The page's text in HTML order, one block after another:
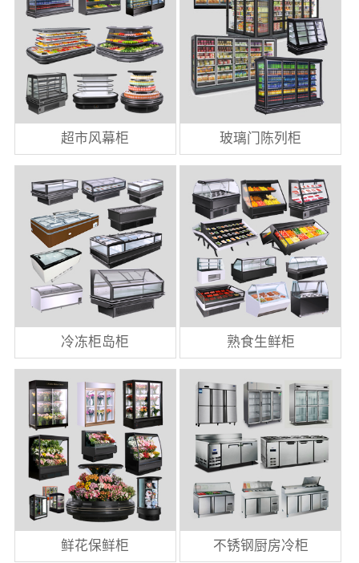
超市风幕柜 玻璃门陈列柜
冷冻柜岛柜 熟食生鲜柜
鲜花保鲜柜 不锈钢厨房冷柜